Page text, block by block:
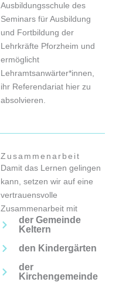
Ausbildungsschule des
Seminars für Ausbildung
und Fortbildung der
Lehrkräfte Pforzheim und
ermöglicht
Lehramtsanwärter*innen,
ihr Referendariat hier zu
absolvieren.
Zusammenarbeit
Damit das Lernen gelingen
kann, setzen wir auf eine
vertrauensvolle
Zusammenarbeit mit
der Gemeinde
Keltern
den Kindergärten
der
Kirchengemeinde